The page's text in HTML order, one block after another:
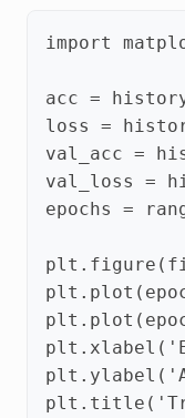
import
acc =
loss
=
val_acc =
val_loss
=
epochs
=
plt . figure (
plt . plot (
plt . plot (
plt . xlabel (
plt . ylabel (
plt . title (